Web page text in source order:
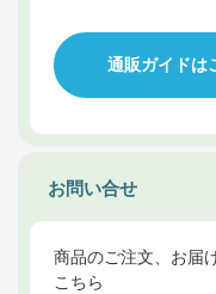
通販ガイドは
お問い合せ
商品のご注文、お届
こちら